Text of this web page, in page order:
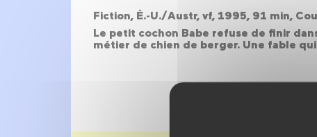
Fiction, É.-U./Austr, vf, 1995, 91 min,
Le petit cochon Babe refuse de finir
métier de chien de berger. Une fable